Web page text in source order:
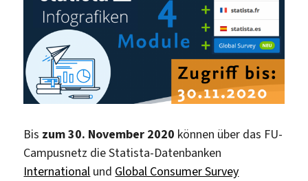
Bis zum 30. November 2020 können über das FU-
Campusnetz die Statista-Datenbanken
International und Global Consumer Survey